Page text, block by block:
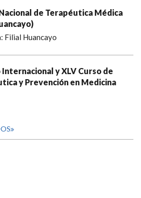
de Terapéutica Médica
Filial Huancayo
Internacional y XLV Curso de
y Prevención en Medicina